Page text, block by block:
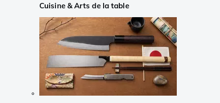
Cuisine & Arts de la table